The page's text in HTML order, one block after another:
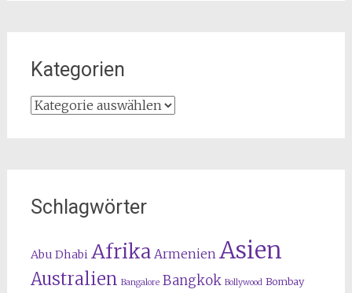
Kategorien
Kategorien
Schlagwörter
Abu Dhabi Afrika Armenien Asien
Australien Bangalore Bangkok Bollywood Bombay